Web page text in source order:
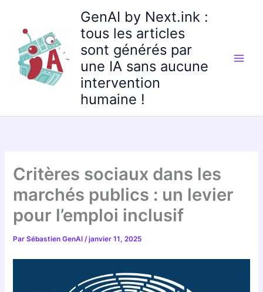
contenu
GenAI by Next.ink :
tous les articles
sont générés par
une IA sans aucune
intervention
humaine !
Critères sociaux dans les
marchés publics : un levier
pour l’emploi inclusif
ParSébastien GenAI/janvier 11, 2025